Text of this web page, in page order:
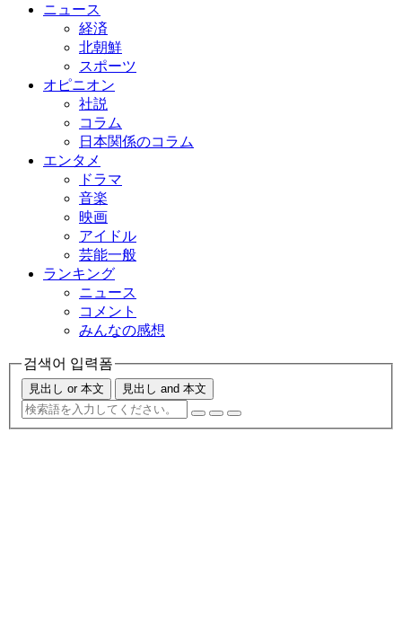
ニュース
経済
北朝鮮
スポーツ
オピニオン
社説
コラム
日本関係のコラム
エンタメ
ドラマ
音楽
映画
アイドル
芸能一般
ランキング
ニュース
コメント
みんなの感想
검색어 입력폼
見出し or 本文 見出し and 本文